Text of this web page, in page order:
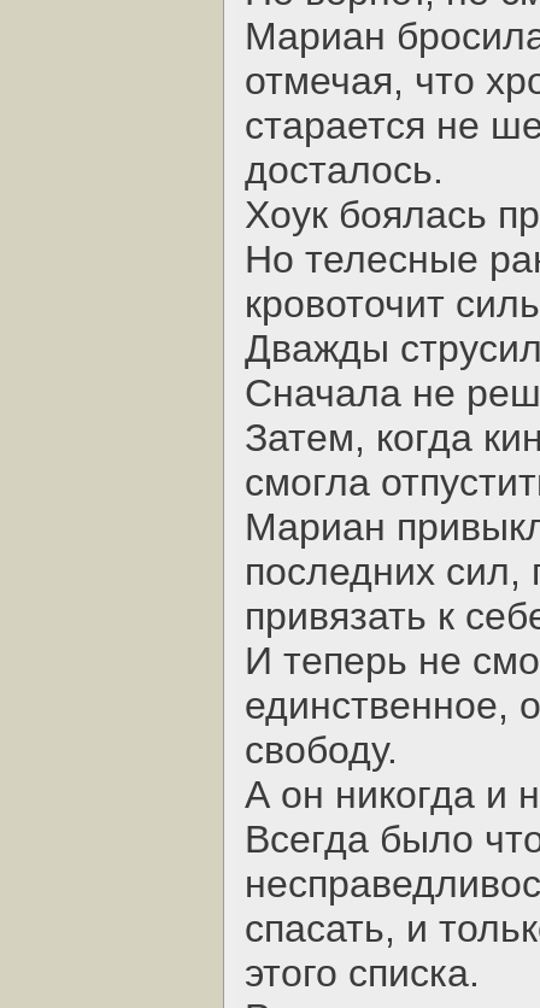
Мариан
отмечая, что
старается не
досталось.
Хоук боялась
Но телесные
кровоточит
Дважды
Сначала не
Затем, когда
смогла
Мариан
последних
привязать к
И теперь не
единственное,
свободу.
А он никогда и
Всегда было
спасать, и
этого списка.